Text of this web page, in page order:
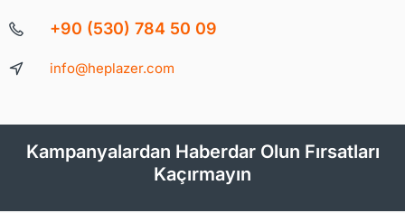
+90 (530) 784 50 09
info@heplazer.com
Kampanyalardan Haberdar Olun Fırsatları
Kaçırmayın